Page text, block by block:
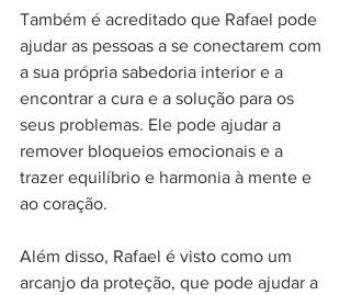
Também é acreditado que Rafael pode
ajudar as pessoas a se conectarem com
a sua própria sabedoria interior e a
encontrar a cura e a solução para os
seus problemas. Ele pode ajudar a
remover bloqueios emocionais e a
trazer equilíbrio e harmonia à mente e
ao coração.
Além disso, Rafael é visto como um
arcanjo da proteção, que pode ajudar a